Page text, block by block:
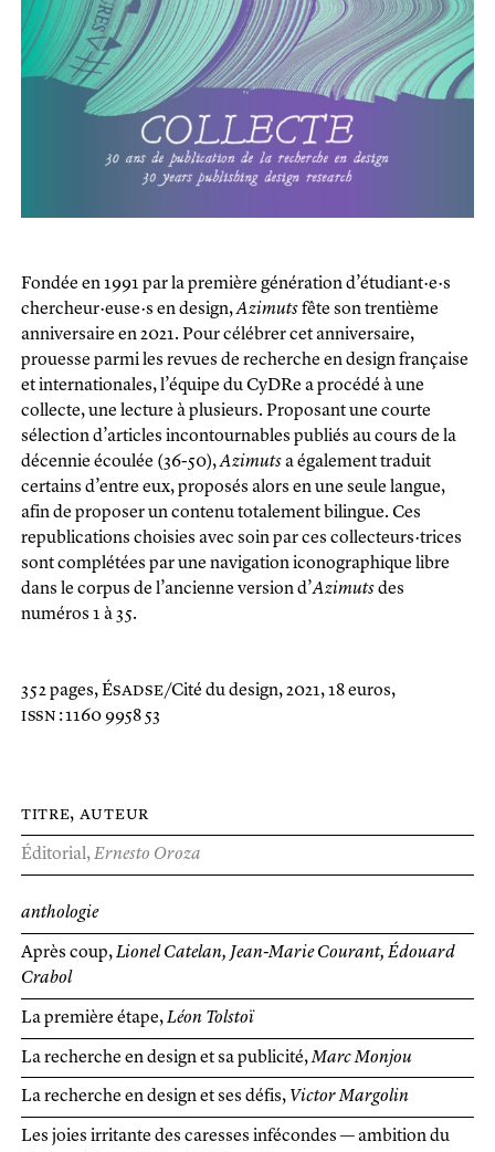
Fondée en 1991 par la première génération d’étudiant·e·s
chercheur·euse·s en design,Azimutsfête son trentième
anniversaire en 2021. Pour célébrer cet anniversaire,
prouesse parmi les revues de recherche en design française
et internationales, l’équipe du CyDRe a procédé à une
collecte, une lecture à plusieurs. Proposant une courte
sélection d’articles incontournables publiés au cours de la
décennie écoulée (36-50),Azimutsa également traduit
certains d’entre eux, proposés alors en une seule langue,
afin de proposer un contenu totalement bilingue. Ces
republications choisies avec soin par ces collecteurs·trices
sont complétées par une navigation iconographique libre
dans le corpus de l’ancienne version d’Azimutsdes
numéros 1 à 35.
352 pages, Ésadse/Cité du design, 2021, 18 euros,
issn : 1160 9958 53
titre
Éditorial Ernesto Oroza
anthologie
Après coup Lionel Catelan, Jean-Marie Courant, Édouard
Crabol
La première étape Léon Tolstoï
La recherche en design et sa publicité Marc Monjou
La recherche en design et ses défis Victor Margolin
Les joies irritante des caresses infécondes — ambition du